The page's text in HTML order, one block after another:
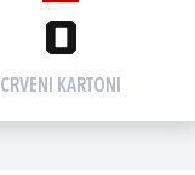
0
CRVENI KARTONI